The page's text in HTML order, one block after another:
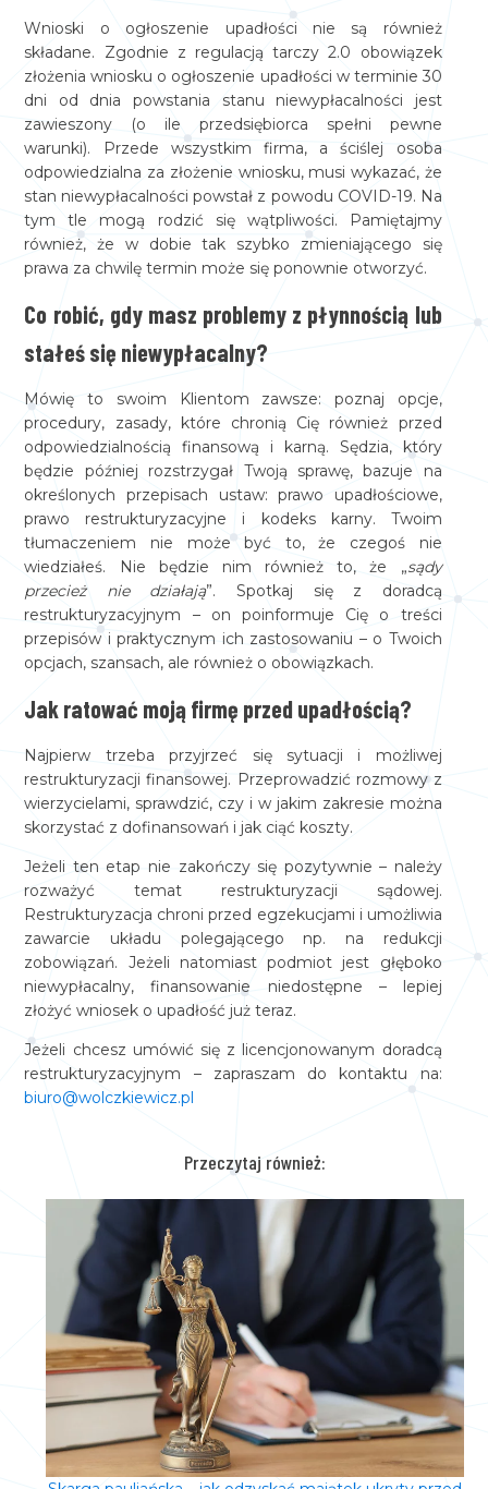
Wnioski o ogłoszenie upadłości nie są również
składane. Zgodnie z regulacją tarczy 2.0 obowiązek
złożenia wniosku o ogłoszenie upadłości w terminie 30
dni od dnia powstania stanu niewypłacalności jest
zawieszony (o ile przedsiębiorca spełni pewne
warunki). Przede wszystkim firma, a ściślej osoba
odpowiedzialna za złożenie wniosku, musi wykazać, że
stan niewypłacalności powstał z powodu COVID-19. Na
tym tle mogą rodzić się wątpliwości. Pamiętajmy
również, że w dobie tak szybko zmieniającego się
prawa za chwilę termin może się ponownie otworzyć.
Co robić, gdy masz problemy z płynnością lub
stałeś się niewypłacalny?
Mówię to swoim Klientom zawsze: poznaj opcje,
procedury, zasady, które chronią Cię również przed
odpowiedzialnością finansową i karną. Sędzia, który
będzie później rozstrzygał Twoją sprawę, bazuje na
określonych przepisach ustaw: prawo upadłościowe,
prawo restrukturyzacyjne i kodeks karny. Twoim
tłumaczeniem nie może być to, że czegoś nie
wiedziałeś. Nie będzie nim również to, że „sądy
przecież nie działają”. Spotkaj się z doradcą
restrukturyzacyjnym – on poinformuje Cię o treści
przepisów i praktycznym ich zastosowaniu – o Twoich
opcjach, szansach, ale również o obowiązkach.
Jak ratować moją firmę przed upadłością?
Najpierw trzeba przyjrzeć się sytuacji i możliwej
restrukturyzacji finansowej. Przeprowadzić rozmowy z
wierzycielami, sprawdzić, czy i w jakim zakresie można
skorzystać z dofinansowań i jak ciąć koszty.
Jeżeli ten etap nie zakończy się pozytywnie – należy
rozważyć temat restrukturyzacji sądowej.
Restrukturyzacja chroni przed egzekucjami i umożliwia
zawarcie układu polegającego np. na redukcji
zobowiązań. Jeżeli natomiast podmiot jest głęboko
niewypłacalny, finansowanie niedostępne – lepiej
złożyć wniosek o upadłość już teraz.
Jeżeli chcesz umówić się z licencjonowanym doradcą
restrukturyzacyjnym – zapraszam do kontaktu na:
biuro@wolczkiewicz.pl
Przeczytaj również: